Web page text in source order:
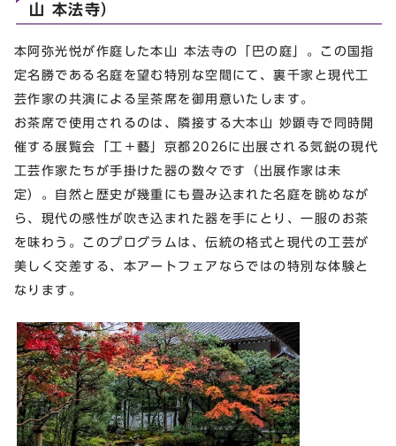
⼭ 本法寺）
本阿弥光悦が作庭した本⼭ 本法寺の「巴の庭」。この国指
定名勝である名庭を望む特別な空間にて、裏千家と現代⼯
芸作家の共演による呈茶席を御⽤意いたします。
お茶席で使⽤されるのは、隣接する⼤本⼭ 妙顕寺で同時開
催する展覧会「⼯＋藝」京都2026に出展される気鋭の現代
⼯芸作家たちが⼿掛けた器の数々です（出展作家は未
定）。自然と歴史が幾重にも畳み込まれた名庭を眺めなが
ら、現代の感性が吹き込まれた器を⼿にとり、⼀服のお茶
を味わう。このプログラムは、伝統の格式と現代の⼯芸が
美しく交差する、本アートフェアならではの特別な体験と
なります。